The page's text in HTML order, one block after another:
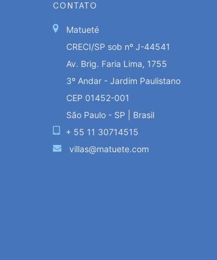
CONTATO
Matueté
CRECI/SP sob nº J-44541
Av. Brig. Faria Lima, 1755
3º Andar - Jardim Paulistano
CEP 01452-001
São Paulo - SP | Brasil
+ 55 11 30714515
villas@matuete.com